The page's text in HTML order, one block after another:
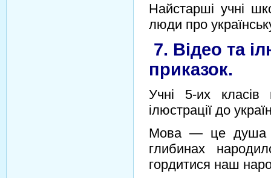
Найстарші учні
люди про
7. Відео та
приказок.
Учні 5-их класів
ілюстрації до
Мова — це душа
глибинах
гордитися наш